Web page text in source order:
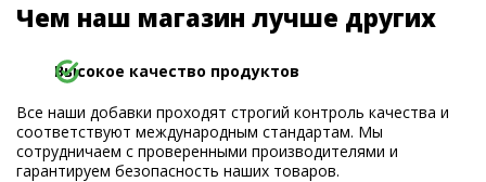
Чем наш магазин лучше других
Высокое качество продуктов
Все наши добавки проходят строгий контроль качества и
соответствуют международным стандартам. Мы
сотрудничаем с проверенными производителями и
гарантируем безопасность наших товаров.